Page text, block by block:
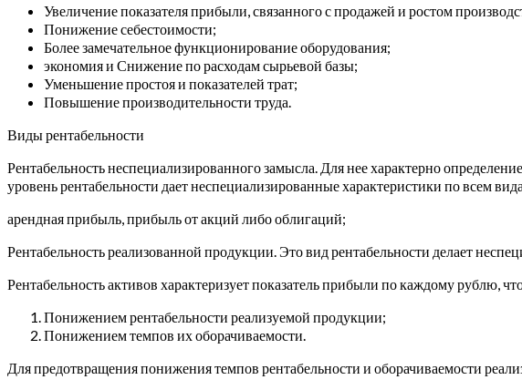
Увеличение показателя прибыли, связанного с продажей и ростом
Понижение себестоимости;
Более замечательное функционирование оборудования;
экономия и Снижение по расходам сырьевой базы;
Уменьшение простоя и показателей трат;
Повышение производительности труда.
Виды рентабельности
Рентабельность неспециализированного замысла. Для нее характерно
уровень рентабельности дает неспециализированные характеристики по всем
арендная прибыль, прибыль от акций либо облигаций;
Рентабельность реализованной продукции. Это вид рентабельности делает
Рентабельность активов характеризует показатель прибыли по каждому рублю,
Понижением рентабельности реализуемой продукции;
Понижением темпов их оборачиваемости.
Для предотвращения понижения темпов рентабельности и оборачиваемости